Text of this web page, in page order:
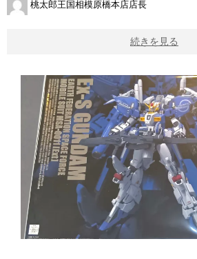
桃太郎王国相模原橋本店店長
続きを見る